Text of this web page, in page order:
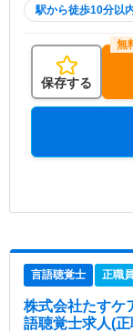
駅から徒歩10分以
保存する
言語聴覚士 正職員
株式会社たすケ
語聴覚士求人(